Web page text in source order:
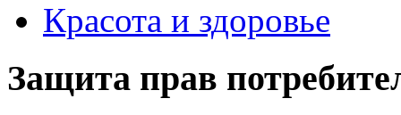
Красота и здоровье
Защита прав